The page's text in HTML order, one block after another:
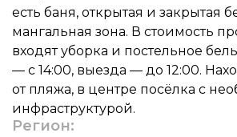
есть баня, открытая и закрытая
мангальная зона. В стоимость
входят уборка и постельное
— с 14:00, выезда — до 12:00.
от пляжа, в центре посёлка с
инфраструктурой.
Регион: